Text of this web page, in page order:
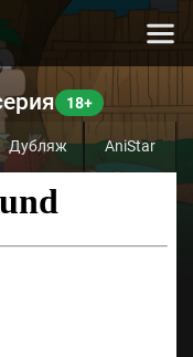
Дубляж AniStar